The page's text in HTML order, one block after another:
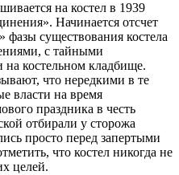
на костел в 1939
Начинается отсчет
существования костела
с тайными
костельном кладбище.
что нередкими в те
власти на время
праздника в честь
отбирали у сторожа
просто перед запертыми
что костел никогда не
целей.